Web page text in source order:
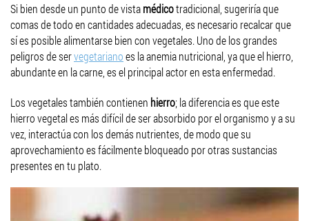
Si bien desde un punto de vistamédicotradicional, sugeriría que
comas de todo en cantidades adecuadas, es necesario recalcar que
sí es posible alimentarse bien con vegetales. Uno de los grandes
peligros de servegetarianoes la anemia nutricional, ya que el hierro,
abundante en la carne, es el principal actor en esta enfermedad.
Los vegetales también contienen hierro; la diferencia es que este
hierro vegetal es más difícil de ser absorbido por el organismo y a su
vez, interactúa con los demás nutrientes, de modo que su
aprovechamiento es fácilmente bloqueado por otras sustancias
presentes en tu plato.